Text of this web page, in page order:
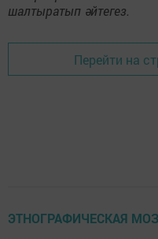
шалтыратып әйтегез.
Перейти на
ЭТНОГРАФИЧЕСКАЯ